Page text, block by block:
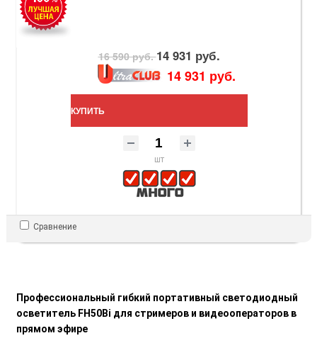
16 590 руб.14 931 руб.
14 931 руб.
КУПИТЬ
шт
Сравнение
Профессиональный гибкий портативный светодиодный
осветитель FH50Bi для стримеров и видеооператоров в
прямом эфире